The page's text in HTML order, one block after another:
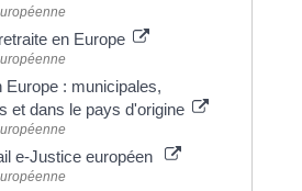
en Europe
Europe : municipales,
et dans le pays d'origine
e-Justice européen